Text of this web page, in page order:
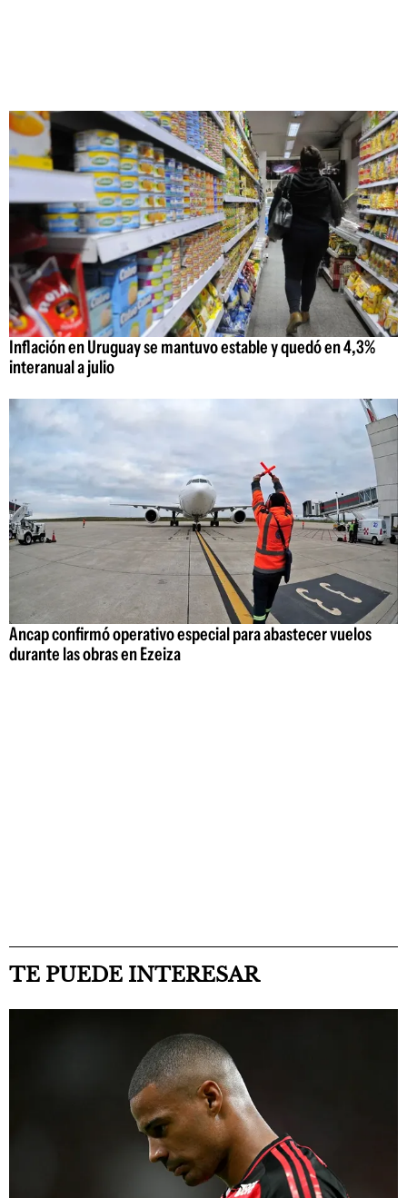
Inflación en Uruguay se mantuvo estable y quedó en 4,3%
interanual a julio
Ancap confirmó operativo especial para abastecer vuelos
durante las obras en Ezeiza
TE PUEDE INTERESAR